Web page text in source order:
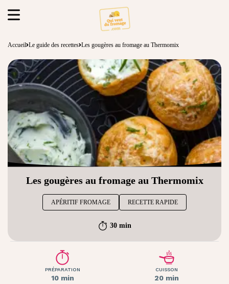
Accueil Le guide des recettes Les gougères au fromage au Thermomix
Les gougères au fromage au Thermomix
APÉRITIF FROMAGE RECETTE RAPIDE
30 min
PRÉPARATION
10 min
CUISSON
20 min